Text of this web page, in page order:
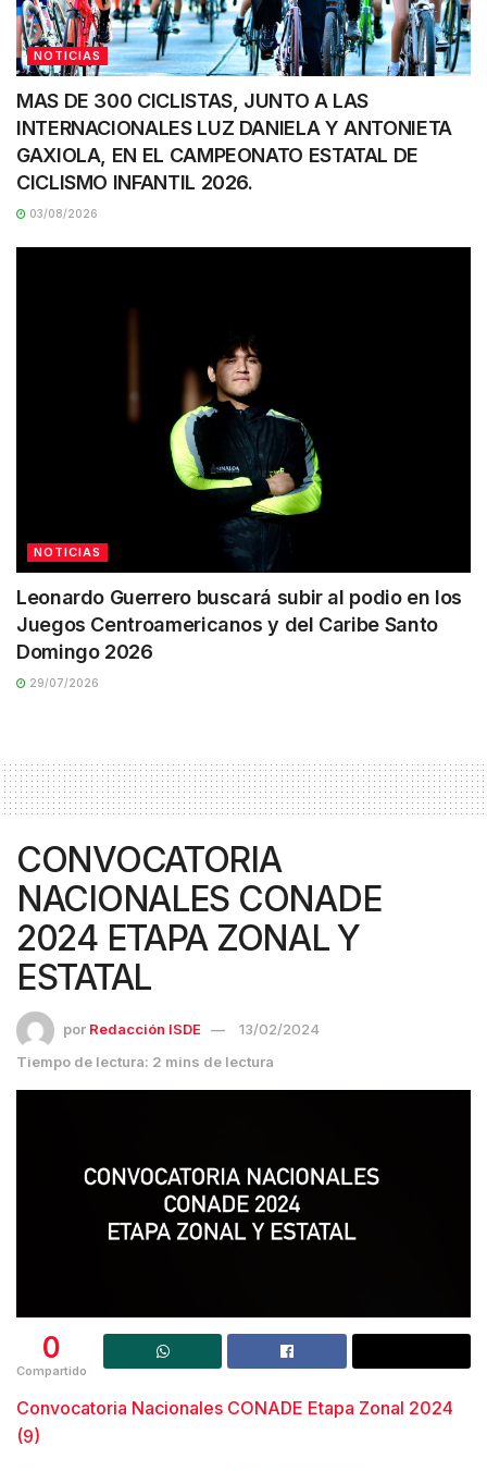
NOTICIAS
MAS DE 300 CICLISTAS, JUNTO A LAS
INTERNACIONALES LUZ DANIELA Y ANTONIETA
GAXIOLA, EN EL CAMPEONATO ESTATAL DE
CICLISMO INFANTIL 2026.
03/08/2026
NOTICIAS
Leonardo Guerrero buscará subir al podio en los
Juegos Centroamericanos y del Caribe Santo
Domingo 2026
29/07/2026
CONVOCATORIA
NACIONALES CONADE
2024 ETAPA ZONAL Y
ESTATAL
por Redacción ISDE
13/02/2024
Tiempo de lectura: 2 mins de lectura
0
Compartido
Convocatoria Nacionales CONADE Etapa Zonal 2024
(9)